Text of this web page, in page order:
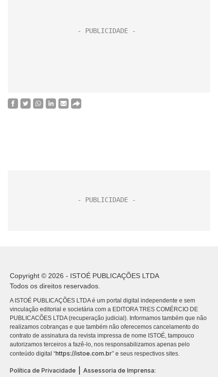
Copyright © 2026 - ISTOÉ PUBLICAÇÕES LTDA
Todos os direitos reservados.
A ISTOÉ PUBLICAÇÕES LTDA é um portal digital independente e sem
vinculação editorial e societária com a EDITORA TRES COMÉRCIO DE
PUBLICACÕES LTDA (recuperação judicial). Informamos também que não
realizamos cobranças e que também não oferecemos cancelamento do
contrato de assinatura da revista impressa de nome ISTOÉ, tampouco
autorizamos terceiros a fazê-lo, nos responsabilizamos apenas pelo
conteúdo digital “https://istoe.com.br” e seus respectivos sites.
Política de Privacidade Assessoria de Imprensa: